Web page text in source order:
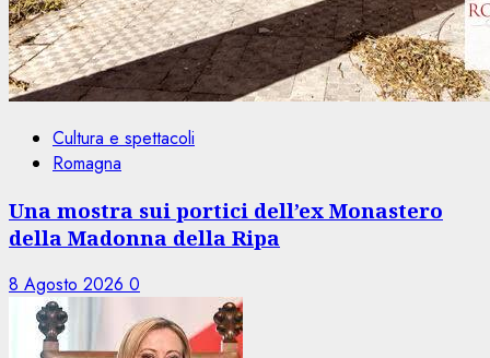
Cultura e spettacoli
Romagna
Una mostra sui portici dell’ex Monastero
della Madonna della Ripa
8 Agosto 2026 0